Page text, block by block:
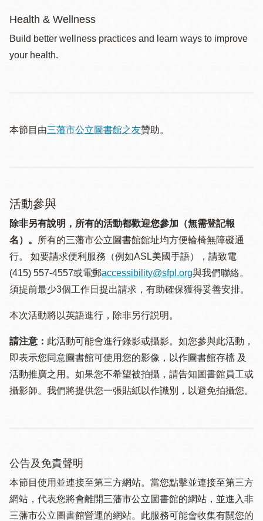
Health & Wellness
Build better wellness practices and learn ways to improve
your health.
本節目由三藩市公立圖書館之友贊助。
活動參與
除非另有說明，所有的活動都歡迎您參加（無需登記報
名）。
所有的三藩市公立圖書館館址均方便輪椅無障礙通
行。 如要請求便利服務（例如ASL美國手語），請致電
(415) 557-4557或電郵accessibility@sfpl.org與我們聯絡。
須提 前最少3個工作日提出請求，有助確保獲得妥善安排。
本次活動將以英語進行，除非另行説明。
請注意： 此活動可能會進行錄影或攝影。如您參與此活動，
即表示您同意圖書館可使用您的影像，以作圖書館存檔 及
活動推廣之用。如果您不希望被拍攝，請告知圖書館員工或
攝影師。我們將提供您一張貼紙以作識別，以避免拍攝您。
公告及免責聲明
本節目使用並連接至第三方網站。當您點擊並連接至第三方
網站，代表您將會離開三藩市公立圖書館的網站，並進入非
三藩市公立圖書館營運的網站。此服務可能會收集有關您的